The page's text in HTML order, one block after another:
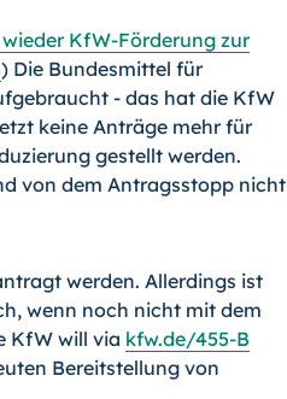
wieder KfW-Förderung zur
) Die Bundesmittel für
- das hat die KfW
keine Anträge mehr für
gestellt werden.
von dem Antragsstopp nicht
werden. Allerdings ist
wenn noch nicht mit dem
KfW will via kfw.de/455-B
Bereitstellung von